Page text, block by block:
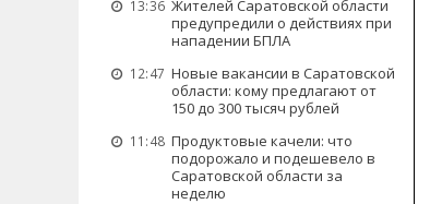
13:36 Жителей Саратовской области
предупредили о действиях при
нападении БПЛА
12:47 Новые вакансии в Саратовской
области: кому предлагают от
150 до 300 тысяч рублей
11:48 Продуктовые качели: что
подорожало и подешевело в
Саратовской области за
неделю